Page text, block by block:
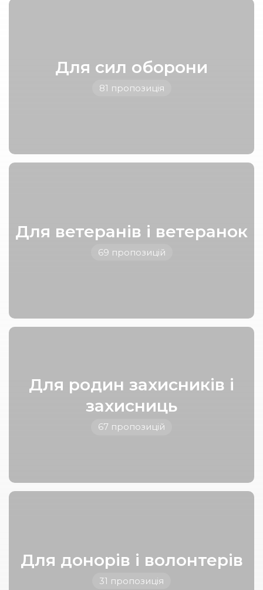
Для сил оборони
81 пропозиція
Для ветеранів і ветеранок
69 пропозицій
Для родин захисників і
захисниць
67 пропозицій
Для донорів і волонтерів
31 пропозиція